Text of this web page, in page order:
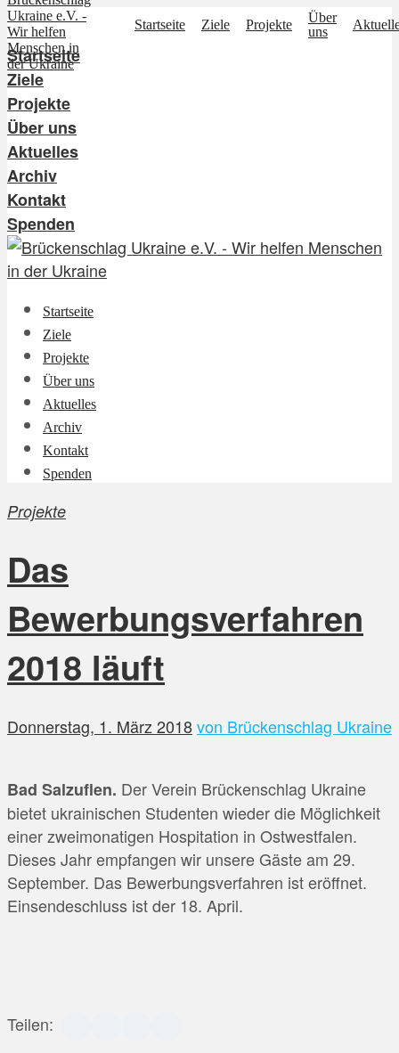
Startseite Ziele Projekte
Über
uns
Startseite
Ziele
Projekte
Über uns
Aktuelles
Archiv
Kontakt
Spenden
Startseite
Ziele
Projekte
Über uns
Aktuelles
Archiv
Kontakt
Spenden
Projekte
Das
Bewerbungsverfahren
2018 läuft
Donnerstag, 1. März 2018von Brückenschlag Ukraine
Bad Salzuflen. Der Verein Brückenschlag Ukraine
bietet ukrainischen Studenten wieder die Möglichkeit
einer zweimonatigen Hospitation in Ostwestfalen.
Dieses Jahr empfangen wir unsere Gäste am 29.
September. Das Bewerbungsverfahren ist eröffnet.
Einsendeschluss ist der 18. April.
Teilen: